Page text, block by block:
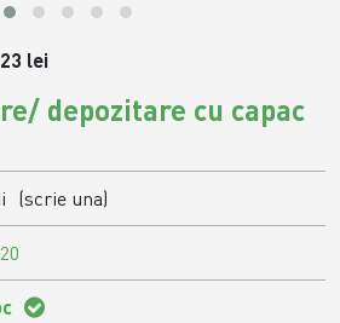
lei
depozitare cu capac
(scrie una)